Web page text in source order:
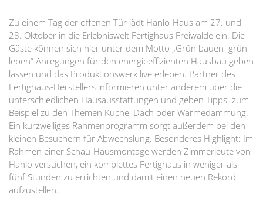
Zu einem Tag der offenen Tür lädt Hanlo-Haus am 27. und
28. Oktober in die Erlebniswelt Fertighaus Freiwalde ein. Die
Gäste können sich hier unter dem Motto „Grün bauen  grün
leben“ Anregungen für den energieeffizienten Hausbau geben
lassen und das Produktionswerk live erleben. Partner des
Fertighaus-Herstellers informieren unter anderem über die
unterschiedlichen Hausausstattungen und geben Tipps  zum
Beispiel zu den Themen Küche, Dach oder Wärmedämmung.
Ein kurzweiliges Rahmenprogramm sorgt außerdem bei den
kleinen Besuchern für Abwechslung. Besonderes Highlight: Im
Rahmen einer Schau-Hausmontage werden Zimmerleute von
Hanlo versuchen, ein komplettes Fertighaus in weniger als
fünf Stunden zu errichten und damit einen neuen Rekord
aufzustellen.